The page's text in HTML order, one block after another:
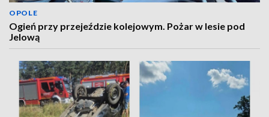
OPOLE
Ogień przy przejeździe kolejowym. Pożar w lesie pod
Jelową